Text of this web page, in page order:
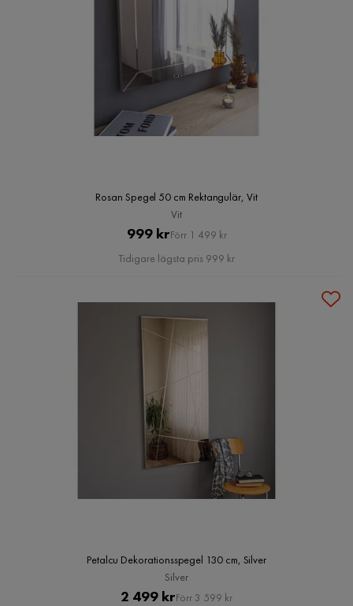
Rosan Spegel 50 cm Rektangulär, Vit
Vit
Pris
999 kr Original
Pris
Förr 1 499 kr
Tidigare lägsta pris 999 kr
Petalcu Dekorationsspegel 130 cm, Silver
Silver
Pris
2 499 krOriginal
Förr 3 599 kr